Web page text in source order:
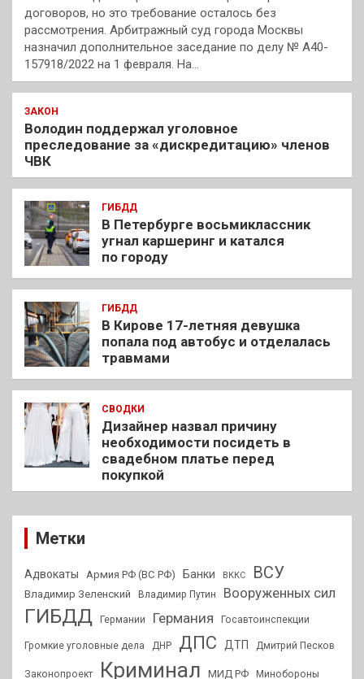
договоров, но это требование осталось без
рассмотрения. Арбитражный суд города Москвы
назначил дополнительное заседание по делу № А40-
157918/2022 на 1 февраля. На…
ЗАКОН
Володин поддержал уголовное
преследование за «дискредитацию» членов
ЧВК
ГИБДД
В Петербурге восьмиклассник
угнал каршеринг и катался
по городу
ГИБДД
В Кирове 17-летняя девушка
попала под автобус и отделалась
травмами
СВОДКИ
Дизайнер назвал причину
необходимости посидеть в
свадебном платье перед
покупкой
Метки
Адвокаты Армия РФ (ВС РФ) Банки ВККС ВСУ
Владимир Зеленский Владимир Путин Вооруженных сил
ГИБДД Германии Германия Госавтоинспекции
Громкие уголовные дела ДНР ДПС ДТП Дмитрий Песков
Законопроект Криминал МИД РФ Минобороны